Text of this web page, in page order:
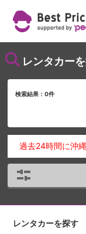
レンタカー
検索結果：0件
過去24時間に沖
レンタカーを探す